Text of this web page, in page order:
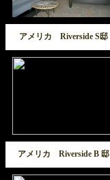
アメリカ Riverside S邸
アメリカ Riverside B 邸